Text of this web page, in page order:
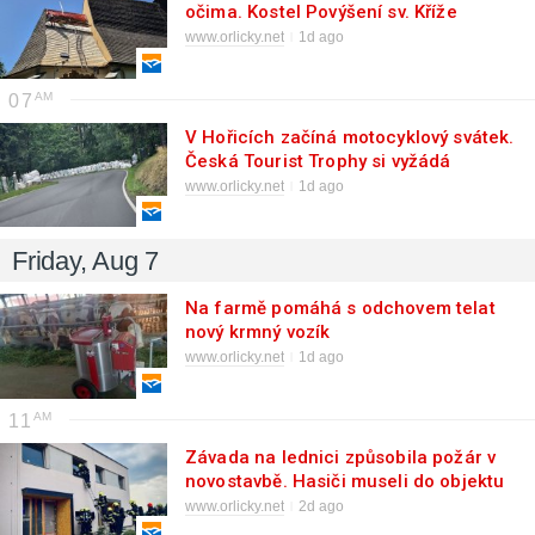
očima. Kostel Povýšení sv. Kříže
obnovuje střechu i vzácné fresky
www.orlicky.net 1d ago
07
V Hořicích začíná motocyklový svátek.
Česká Tourist Trophy si vyžádá
posílené policejní hlídky i dopravní
www.orlicky.net 1d ago
Friday, Aug 7
Na farmě pomáhá s odchovem telat
nový krmný vozík
www.orlicky.net 1d ago
11
Závada na lednici způsobila požár v
novostavbě. Hasiči museli do objektu
oknem
www.orlicky.net 2d ago